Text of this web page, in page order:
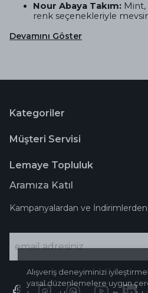
Alışveriş deneyiminizi
yasal düzenlemelere uygun
Nour Abaya Takım:
renk seçenekleriyle
Devamını Göster
Kategoriler
Müşteri Servisi
Lemaye Topluluk
Aramıza Katıl
Kampanyalardan ve